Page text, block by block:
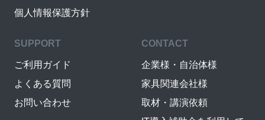
個人情報保護方針
SUPPORT
ご利用ガイド
よくある質問
お問い合わせ
CONTACT
企業様・自治体様
家具関連会社様
取材・講演依頼